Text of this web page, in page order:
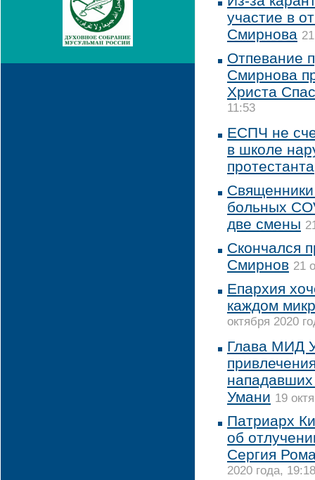
участие в
Смирнова
Отпевание
Смирнова
Христа
11:53
ЕСПЧ не
в школе
протестанта
больных
две смены
Скончался
Смирнов 21
Епархия
каждом
октября 2020
Глава МИД
нападавших
Умани 19
Патриарх
об
Сергия
2020 года, 19:18